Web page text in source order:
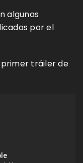
algunas
por el
tráiler de